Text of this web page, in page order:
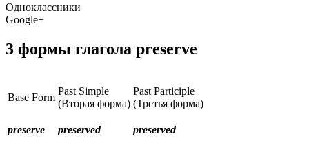
Одноклассники
Google+
3 формы глагола preserve
Base Form
Past Simple
(Вторая форма)
Past Participle
(Третья форма)
preserve preserved preserved